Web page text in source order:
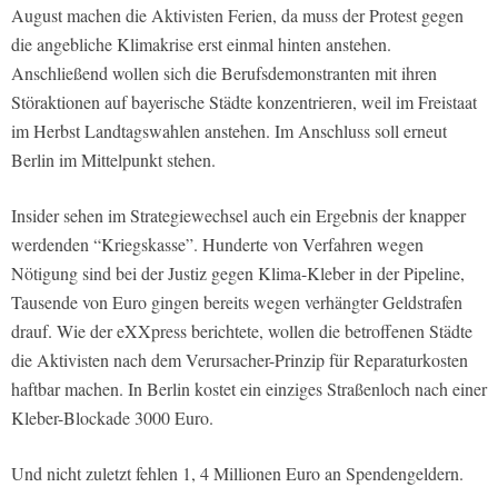
August machen die Aktivisten Ferien, da muss der Protest gegen
die angebliche Klimakrise erst einmal hinten anstehen.
Anschließend wollen sich die Berufsdemonstranten mit ihren
Störaktionen auf bayerische Städte konzentrieren, weil im Freistaat
im Herbst Landtagswahlen anstehen. Im Anschluss soll erneut
Berlin im Mittelpunkt stehen.
Insider sehen im Strategiewechsel auch ein Ergebnis der knapper
werdenden “Kriegskasse”. Hunderte von Verfahren wegen
Nötigung sind bei der Justiz gegen Klima-Kleber in der Pipeline,
Tausende von Euro gingen bereits wegen verhängter Geldstrafen
drauf. Wie der eXXpress berichtete, wollen die betroffenen Städte
die Aktivisten nach dem Verursacher-Prinzip für Reparaturkosten
haftbar machen. In Berlin kostet ein einziges Straßenloch nach einer
Kleber-Blockade 3000 Euro.
Und nicht zuletzt fehlen 1, 4 Millionen Euro an Spendengeldern.